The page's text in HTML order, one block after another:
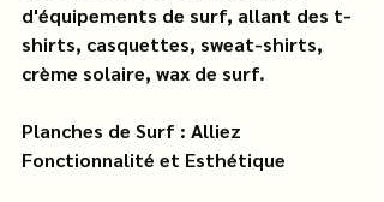
d'équipements de surf, allant des t-
shirts, casquettes, sweat-shirts,
crème solaire, wax de surf.
Planches de Surf : Alliez
Fonctionnalité et Esthétique